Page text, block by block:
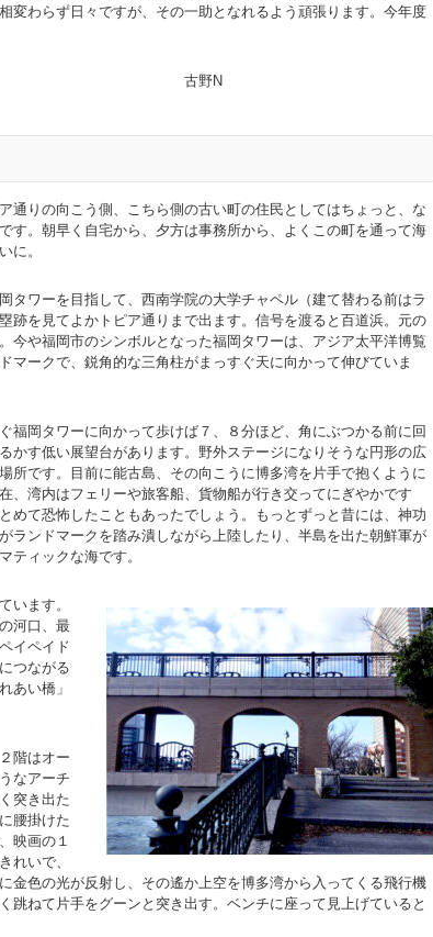
変わらず日々ですが、その一助となれるよう頑張ります。今年度
。
N
りの向こう側、こちら側の古い町の住民としてはちょっと、な
す。朝早く自宅から、夕方は事務所から、よくこの町を通って海
に。
ワーを目指して、西南学院の大学チャペル（建て替わる前はラ
跡を見てよかトピア通りまで出ます。信号を渡ると百道浜。元の
今や福岡市のシンボルとなった福岡タワーは、アジア太平洋博覧
マークで、鋭角的な三角柱がまっすぐ天に向かって伸びていま
岡タワーに向かって歩けば７、８分ほど、角にぶつかる前に回
かす低い展望台があります。野外ステージになりそうな円形の広
所です。目前に能古島、その向こうに博多湾を片手で抱くように
、湾内はフェリーや旅客船、貨物船が行き交ってにぎやかです
めて恐怖したこともあったでしょう。もっとずっと昔には、神功
ランドマークを踏み潰しながら上陸したり、半島を出た朝鮮軍が
ティックな海です。
います。
河口、最
イペイド
つながる
あい橋」
階はオー
なアーチ
突き出た
腰掛けた
映画の１
れいで、
金色の光が反射し、その遙か上空を博多湾から入ってくる飛行機
跳ねて片手をグーンと突き出す。ベンチに座って見上げていると